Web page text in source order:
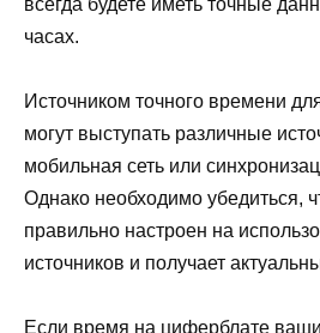
всегда будете иметь точные
часах.
Источником точного времени
могут выступать различные
мобильная сеть или
Однако необходимо убедиться,
правильно настроен на
источников и получает
Если время на циферблате